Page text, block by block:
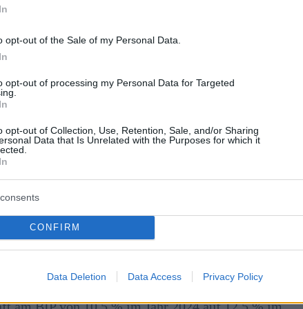
opt-out of the Sale of my Personal Data.
opt-out of processing my Personal Data for Targeted
opt-out of Collection, Use, Retention, Sale, and/or Sharing
Data that Is Unrelated with the Purposes for which it
CONFIRM
Data Deletion Data Access Privacy Policy
sondern die Zukunftsvision der zweitgrößten
der Kommunistischen Partei Chinas
“xin zhi shengchanli”, was soviel bedeutet wie
hochwertigen, technologieintensiven
Größe zu legen.
um 7% steigen. Der Plan “AI+” zielt darauf
Gesundheitswesen und Bildung zu integrieren.
soll der Anteil der chinesischen Wirtschaftsakteure,
von Technologien einheimischer Anbieter
Chinas KI-Industrie könnte bis 2030 einen Wert von